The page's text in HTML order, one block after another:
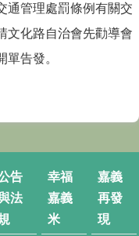
通管理處罰條例有關交
文化路自治會先勸導會
告發。
告
法
幸福
嘉義
米
嘉義
再發
現